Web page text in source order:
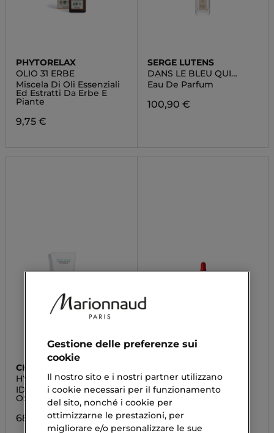
PHYTORELAX
OLIO 31 ERBE
Miscela Di Oli Essenziali
Ed Estratti Da Erbe E
Piante
9,75 €
SERGE LUTENS
DANS LE BLEU QUI
PÉTILLE
Eau De Parfum
100,90 €
CHANEL
HYDRA BEAUTY
MASQUE DE NUIT AU
CAMÉLIA
IDRATANTE
OSSIGENANTE
68,92 €
ESTREMIRIMEDI
Siero 6 - Trattamento
Fortificante Scalpo &
Capelli
35,00 €
Gestione delle preferenze sui
cookie
Il nostro sito e i nostri partner utilizzano
i cookie necessari per il funzionamento
del sito, nonché i cookie per
ottimizzarne le prestazioni, per
migliorare e/o personalizzare le sue